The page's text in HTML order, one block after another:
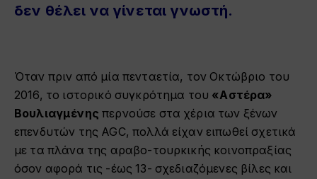
δεν θέλει να γίνεται γνωστή.
Όταν πριν από μία πενταετία, τον Οκτώβριο του
2016, το ιστορικό συγκρότημα του «Αστέρα»
Βουλιαγμένης περνούσε στα χέρια των ξένων
επενδυτών της AGC, πολλά είχαν ειπωθεί σχετικά
με τα πλάνα της αραβο-τουρκικής κοινοπραξίας
όσον αφορά τις -έως 13- σχεδιαζόμενες βίλες και